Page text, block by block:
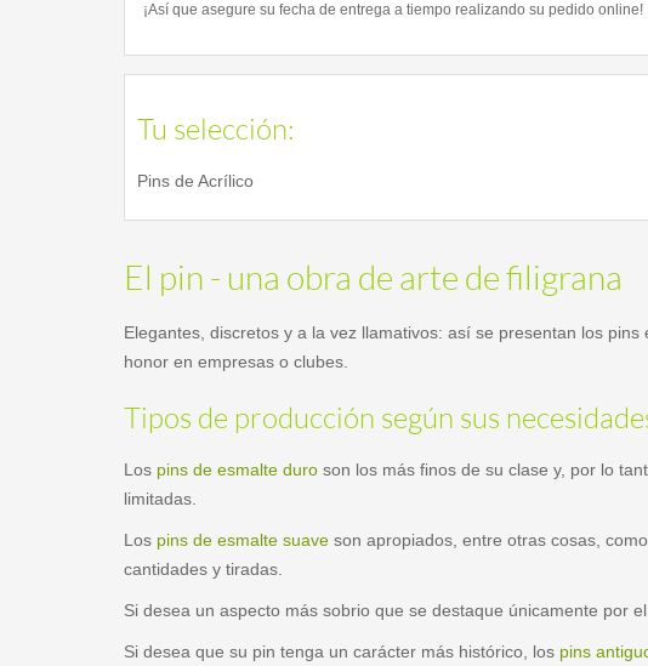
¡Así que asegure su fecha de entrega a tiempo realizando su pedido online!
Tu selección:
Pins de Acrílico
El pin - una obra de arte de filigrana
Elegantes, discretos y a la vez llamativos: así se presentan los
honor en empresas o clubes.
Tipos de producción según sus
Los pins de esmalte duro son los más finos de su clase y, por lo
limitadas.
Los pins de esmalte suave son apropiados, entre otras cosas,
cantidades y tiradas.
Si desea un aspecto más sobrio que se destaque únicamente por
Si desea que su pin tenga un carácter más histórico, los pins